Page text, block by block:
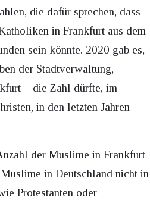
die dafür sprechen, dass
in Frankfurt aus dem
sein könnte. 2020 gab es,
der Stadtverwaltung,
– die Zahl dürfte, im
in den letzten Jahren
der Muslime in Frankfurt
in Deutschland nicht in
Protestanten oder